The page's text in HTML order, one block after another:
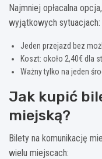
Najmniej opłacalna
wyjątkowych sytuacjach:
Jeden przejazd bez
Koszt: około 2,40€ dla
Ważny tylko na jeden
Jak kupić
miejską?
Bilety na komunikację
wielu miejscach: